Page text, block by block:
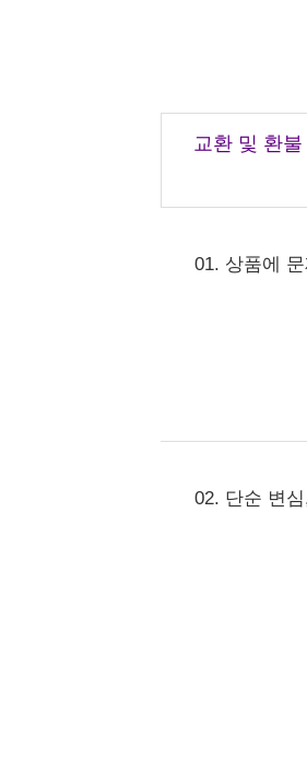
교환 및 환불
01. 상품에
02. 단순 변